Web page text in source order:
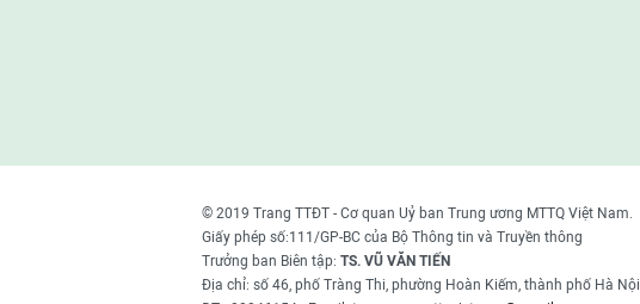
© 2019 Trang TTĐT - Cơ quan Uỷ ban Trung ương MTTQ Việt Nam.
Giấy phép số:111/GP-BC của Bộ Thông tin và Truyền thông
Trưởng ban Biên tập: TS. VŨ VĂN TIẾN
Địa chỉ: số 46, phố Tràng Thi, phường Hoàn Kiếm, thành phố Hà Nội